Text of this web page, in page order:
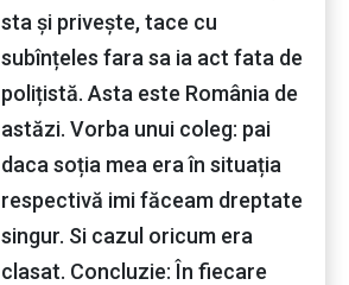
sta și privește, tace cu
subînțeles fara sa ia act fata de
polițistă. Asta este România de
astăzi. Vorba unui coleg: pai
daca soția mea era în situația
respectivă imi făceam dreptate
singur. Si cazul oricum era
clasat. Concluzie: În fiecare